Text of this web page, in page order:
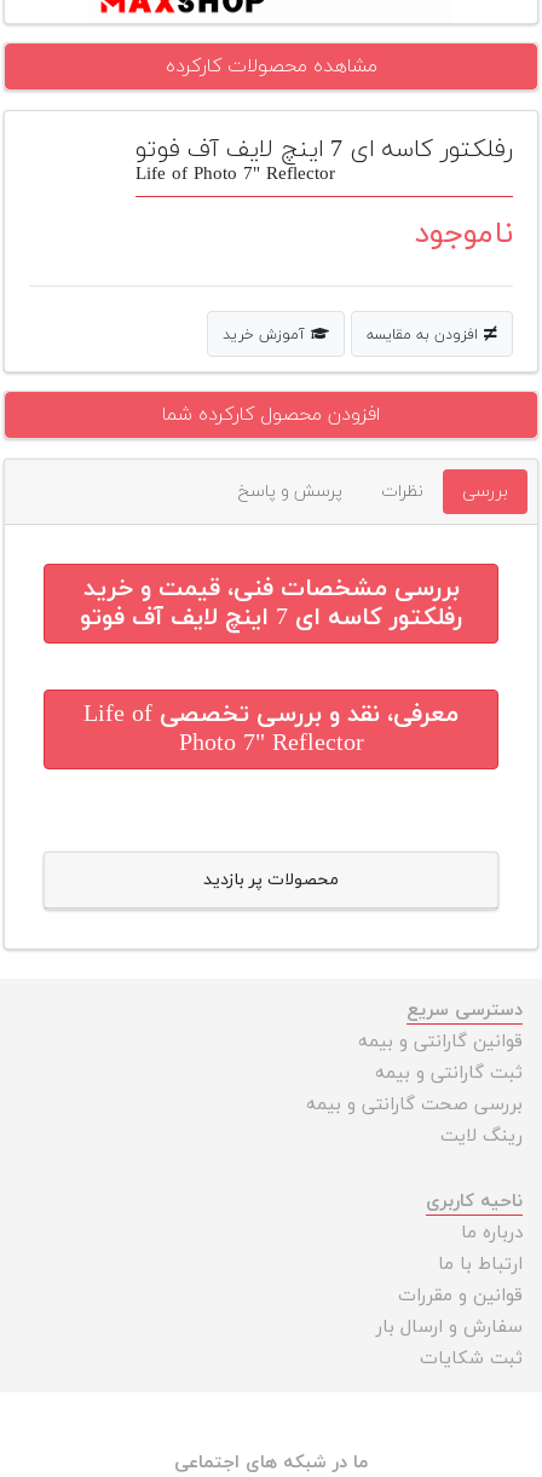
پلاس
افزودن
دست
دوم
دوربین
بله
مشاهده محصولات کارکرده
رفلکتور کاسه ای 7 اینچ لایف آف فوتو
Life of Photo 7" Reflector
ناموجود
افزودن به مقایسه آموزش خرید
افزودن محصول کارکرده شما
بررسی نظرات پرسش و پاسخ
بررسی مشخصات فنی، قیمت و خرید
رفلکتور کاسه ای 7 اینچ لایف آف فوتو
معرفی، نقد و بررسی تخصصی Life of
Photo 7" Reflector
محصولات پر بازدید
دسترسی سریع
قوانین گارانتی و بیمه
ثبت گارانتی و بیمه
بررسی صحت گارانتی و بیمه
رینگ لایت
ناحیه کاربری
درباره ما
ارتباط با ما
قوانین و مقررات
سفارش و ارسال بار
ثبت شکایات
ما در شبکه های اجتماعی